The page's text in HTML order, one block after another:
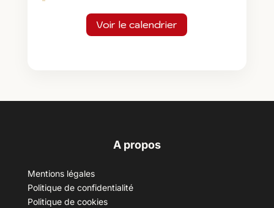
Voir le calendrier
A propos
Mentions légales
Politique de confidentialité
Politique de cookies